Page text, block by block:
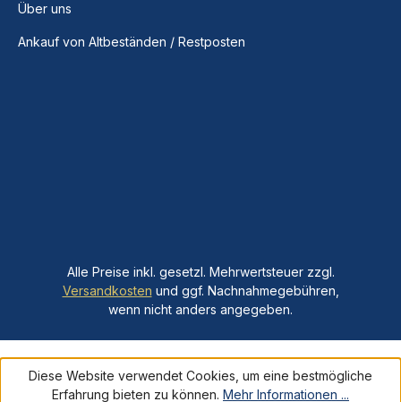
Über uns
Ankauf von Altbeständen / Restposten
Alle Preise inkl. gesetzl. Mehrwertsteuer zzgl.
Versandkosten und ggf. Nachnahmegebühren,
wenn nicht anders angegeben.
Diese Website verwendet Cookies, um eine bestmögliche
Erfahrung bieten zu können. Mehr Informationen ...